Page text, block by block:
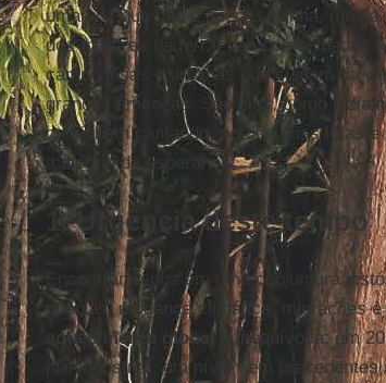
uma voz que não é apenas minha, mas
dos mártires da terra, das comunidades
camponesas e urbanas que cuidam da
grandes ameaças. São elas, como dizia
caminham cantando, porque suas lutas
a alegria da esperança!
1. Urgência deste tempo
Encontramo-nos em uma conjuntura
guerras, mudança climática, migrações
aquecimento globalé inequívoca: em
pré-industrial, um nível sem